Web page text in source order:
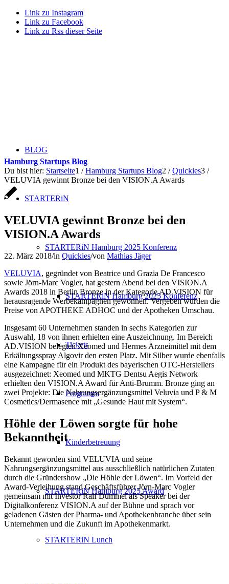
Link zu Instagram
Link zu Facebook
Link zu Rss dieser Seite
BLOG
STARTERiN
STARTERiN Hamburg 2025 Konferenz
STARTERiN Hamburg 2025 Konferenz
Tickets
Programm
Kinderbetreuung
STARTERiN Hamburg 2025 Award
STARTERiN Lunch
Hamburg Startups Blog
Du bist hier: Startseite1 / Hamburg Startups Blog2 / Quickies3 /
VELUVIA gewinnt Bronze bei den VISION.A Awards
VELUVIA gewinnt Bronze bei den
VISION.A Awards
22. März 2018/in Quickies/von Mathias Jäger
VELUVIA, gegründet von Beatrice und Grazia De Francesco
sowie Jörn-Marc Vogler, hat gestern Abend bei den VISION.A
Awards 2018 in Berlin Bronze in der Kategorie AD.VISION für
herausragende Werbekampagnen gewonnen. Vergeben wurden die
Preise von APOTHEKE ADHOC und der Apotheken Umschau.
Insgesamt 60 Unternehmen standen in sechs Kategorien zur
Auswahl, 18 von ihnen erhielten eine Auszeichnung. Im Bereich
AD.VISION belegten Xeomed und Hermes Arzneimittel mit dem
Erkältungsspray Algovir den ersten Platz. Mit Silber wurde ebenfalls
eine Kampagne für ein Produkt des bayerischen OTC-Herstellers
ausgezeichnet: Xeomed und MKTG Dentsu Aegis Network
erhielten den VISION.A Award für Anti-Brumm. Bronze ging an
zwei Projekte: Die Nahrungsergänzungsmittel Veluvia und P & M
Cosmetics/Dermasence mit „Gesunde Haut mit System“.
Höhle der Löwen sorgte für hohe
Bekanntheit
Bekannt geworden sind VELUVIA und seine
Nahrungsergänzungsmittel aus ausschließlich natürlichen Zutaten
durch die Gründershow „Die Höhle der Löwen“. Im Vorfeld der
Award-Verleihung stand Geschäftsführer Jörn-Marc Vogler
gemeinsam mit Investor Ralf Dümmel als Speaker bei der
Digitalkonferenz VISION.A auf der Bühne und sprach vor
geladenen Gästen der Pharma- und Apothekenbranche über sein
Unternehmen und die Zukunft im Apothekenmarkt.